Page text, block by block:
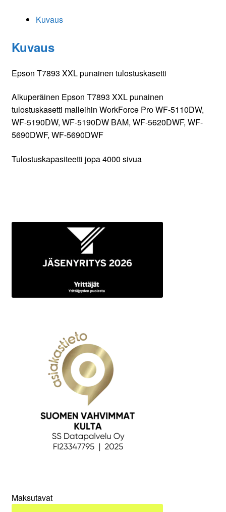
Kuvaus
Kuvaus
Epson T7893 XXL punainen tulostuskasetti
Alkuperäinen Epson T7893 XXL punainen
tulostuskasetti malleihin WorkForce Pro WF-5110DW,
WF-5190DW, WF-5190DW BAM, WF-5620DWF, WF-
5690DWF, WF-5690DWF
Tulostuskapasiteetti jopa 4000 sivua
Maksutavat